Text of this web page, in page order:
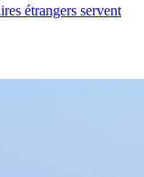
étrangers servent